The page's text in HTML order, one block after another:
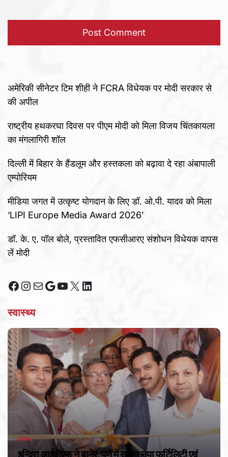
अमेरिकी सीनेटर टिम शीही ने FCRA विधेयक पर मोदी सरकार से
की अपील
राष्ट्रीय हथकरघा दिवस पर पीएम मोदी को मिला विजय चिंतकायला
का मंगलागिरी शॉल
दिल्ली में बिहार के हैंडलूम और हस्तकला को बढ़ावा दे रहा अंबापाली
एम्पोरियम
मीडिया जगत में उत्कृष्ट योगदान के लिए डॉ. ओ.पी. यादव को मिला
‘LIPI Europe Media Award 2026’
डॉ. के. ए. पॉल बोले, प्रस्तावित एफसीआरए संशोधन विधेयक वापस
लें मोदी
Facebook
Instagram
MailGoogle
YouTube
X LinkedIn
स्वास्थ्य
POSTED
IN
स्वास्थ्य